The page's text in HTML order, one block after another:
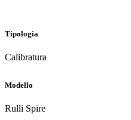
Tipologia
Calibratura
Modello
Rulli Spire